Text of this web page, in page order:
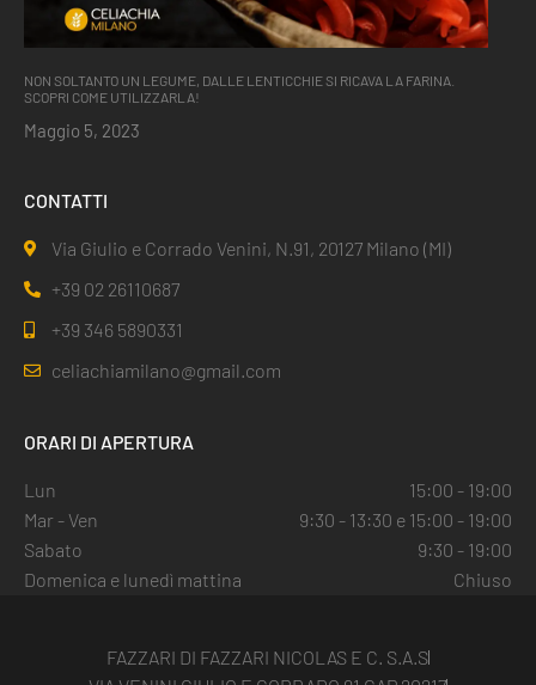
NON SOLTANTO UN LEGUME, DALLE LENTICCHIE SI RICAVA LA FARINA.
SCOPRI COME UTILIZZARLA!
Maggio 5, 2023
CONTATTI
Via Giulio e Corrado Venini, N.91, 20127 Milano (MI)
+39 02 26110687
+39 346 5890331
celiachiamilano@gmail.com
ORARI DI APERTURA
Lun
15:00 - 19:00
Mar - Ven
9:30 - 13:30 e 15:00 - 19:00
Sabato
9:30 - 19:00
Domenica e lunedì mattina
Chiuso
FAZZARI DI FAZZARI NICOLAS E C. S.A.S